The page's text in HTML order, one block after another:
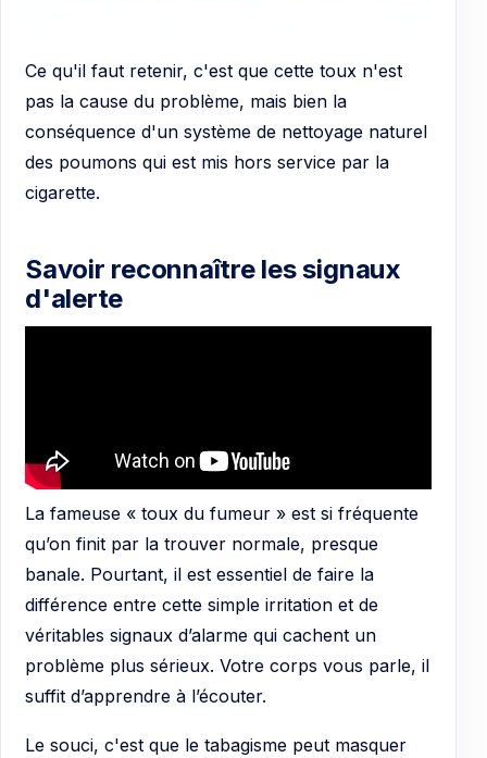
Ce qu'il faut retenir, c'est que cette toux n'est
pas la cause du problème, mais bien la
conséquence d'un système de nettoyage naturel
des poumons qui est mis hors service par la
cigarette.
Savoir reconnaître les signaux
d'alerte
La fameuse « toux du fumeur » est si fréquente
qu’on finit par la trouver normale, presque
banale. Pourtant, il est essentiel de faire la
différence entre cette simple irritation et de
véritables signaux d’alarme qui cachent un
problème plus sérieux. Votre corps vous parle, il
suffit d’apprendre à l’écouter.
Le souci, c'est que le tabagisme peut masquer